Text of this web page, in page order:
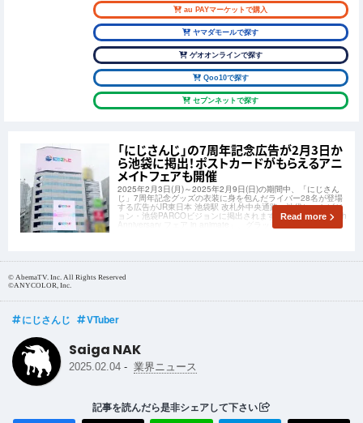
au PAYマーケットで購入
ヤマダモールで探す
ゲオオンラインで探す
Qoo10で探す
セブンネットで探す
「にじさんじ」の7周年記念広告が2月3日か
ら池袋に掲出！ポストカードがもらえるアニ
メイトフェアも開催
2025年2月3日(月)～2025年2月9日(日)の期間中、「にじさん
じ」7周年記念グッズの衣装に身を包んだライバー28名が登場
する広告がJR東日本 池袋駅 改札外中央通路・池袋ヒットビジ
ョン・池袋PARCOビジョンに掲出されます。「にじさんじ 7th
Anniversary フェア in animate」、グラッテコ
Read more
© AbemaTV. Inc. All Rights Reserved
©ANYCOLOR, Inc.
にじさんじ VTuber
Saiga NAK
2025.02.04 - 業界ニュース
記事を読んだら是非シェアして下さい